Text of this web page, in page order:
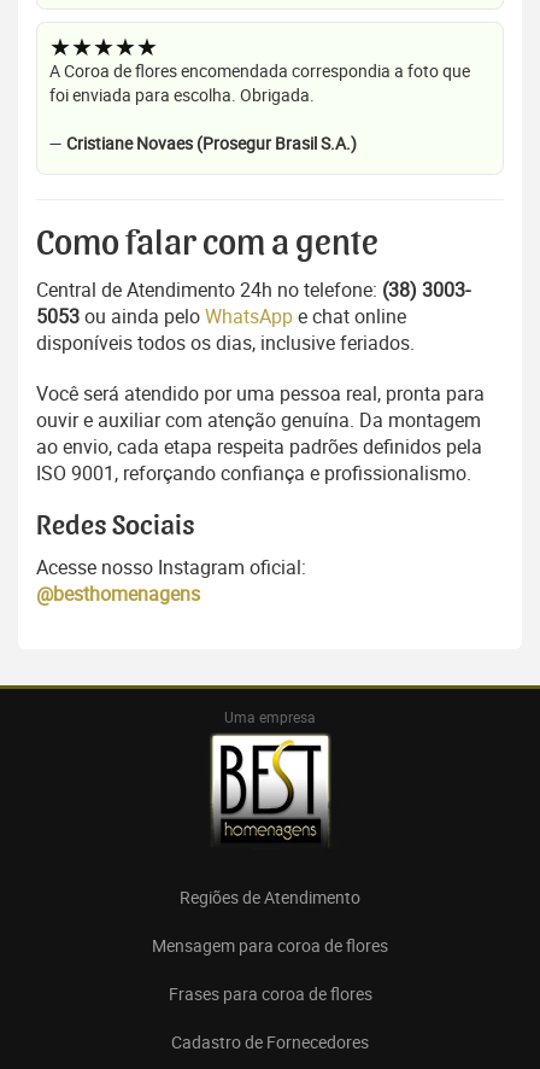
★★★★★
A Coroa de flores encomendada correspondia a foto que
foi enviada para escolha. Obrigada.
— Cristiane Novaes (Prosegur Brasil S.A.)
Como falar com a gente
Central de Atendimento 24h no telefone: (38) 3003-
5053ou ainda peloWhatsAppe chat online
disponíveis todos os dias, inclusive feriados.
Você será atendido por uma pessoa real, pronta para
ouvir e auxiliar com atenção genuína. Da montagem
ao envio, cada etapa respeita padrões definidos pela
ISO 9001, reforçando confiança e profissionalismo.
Redes Sociais
Acesse nosso Instagram oficial:
@besthomenagens
Uma empresa
Regiões de Atendimento
Mensagem para coroa de flores
Frases para coroa de flores
Cadastro de Fornecedores